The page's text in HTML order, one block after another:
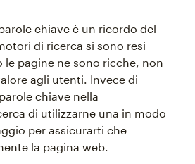
chiave è un ricordo del
di ricerca si sono resi
pagine ne sono ricche, non
agli utenti. Invece di
chiave nella
di utilizzarne una in modo
per assicurarti che
la pagina web.